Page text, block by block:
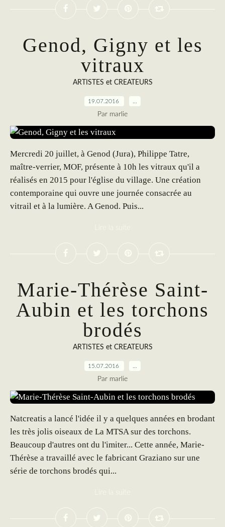
Genod, Gigny et les
vitraux
ARTISTES et CREATEURS
19.07.2016
Par marlie
Mercredi 20 juillet, à Genod (Jura), Philippe Tatre,
maître-verrier, MOF, présente à 10h les vitraux qu'il a
réalisés en 2015 pour l'église du village. Une création
contemporaine qui ouvre une journée consacrée au
vitrail et à la lumière. A Genod. Puis...
Marie-Thérèse Saint-
Aubin et les torchons
brodés
ARTISTES et CREATEURS
15.07.2016
Par marlie
Natcreatis a lancé l'idée il y a quelques années en brodant
les très jolis oiseaux de La MTSA sur des torchons.
Beaucoup d'autres ont du l'imiter... Cette année, Marie-
Thérèse a travaillé avec le fabricant Graziano sur une
série de torchons brodés qui...